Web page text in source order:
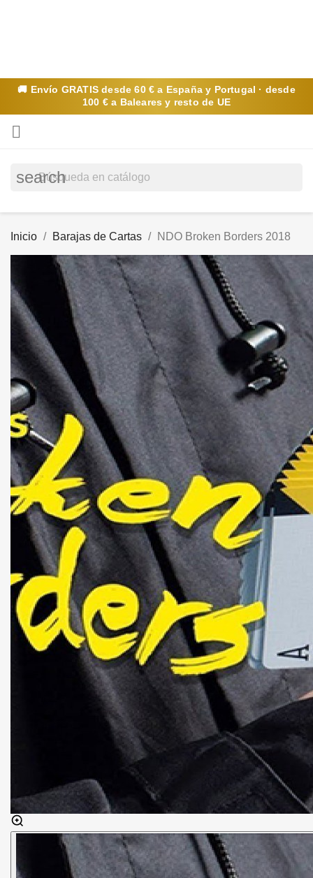
🚚 Envío GRATIS desde 60 € a España y Portugal · desde
100 € a Baleares y resto de UE

search
Inicio Barajas de Cartas NDO Broken Borders 2018